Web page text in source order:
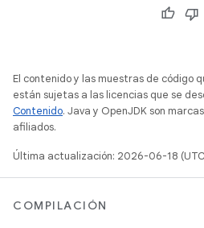
El contenido y las muestras de código
están sujetas a las licencias que se
Contenido. Java y OpenJDK son
afiliados.
Última actualización: 2026-06-18
COMPILACIÓN